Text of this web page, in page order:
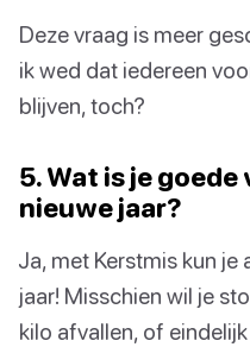
Deze vraag is meer
ik wed dat iedereen
blijven, toch?
5. Wat is je
nieuwe jaar?
Ja, met Kerstmis kun je
jaar! Misschien wil je
kilo afvallen, of